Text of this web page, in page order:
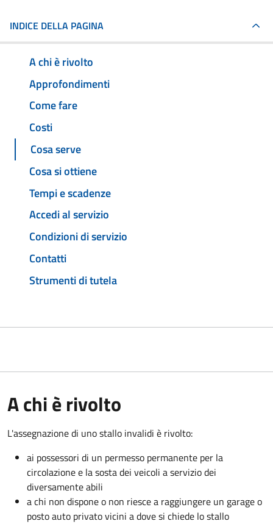
INDICE DELLA PAGINA
A chi è rivolto
Approfondimenti
Come fare
Costi
Cosa serve
Cosa si ottiene
Tempi e scadenze
Accedi al servizio
Condizioni di servizio
Contatti
Strumenti di tutela
A chi è rivolto
L'assegnazione di uno stallo invalidi è rivolto:
ai possessori di un permesso permanente per la
circolazione e la sosta dei veicoli a servizio dei
diversamente abili
a chi non dispone o non riesce a raggiungere un garage o
posto auto privato vicini a dove si chiede lo stallo